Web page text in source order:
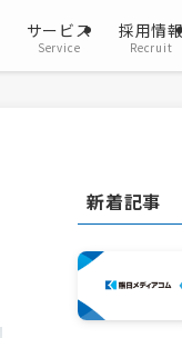
サービス
Service
採用情報
Recruit
新着記事